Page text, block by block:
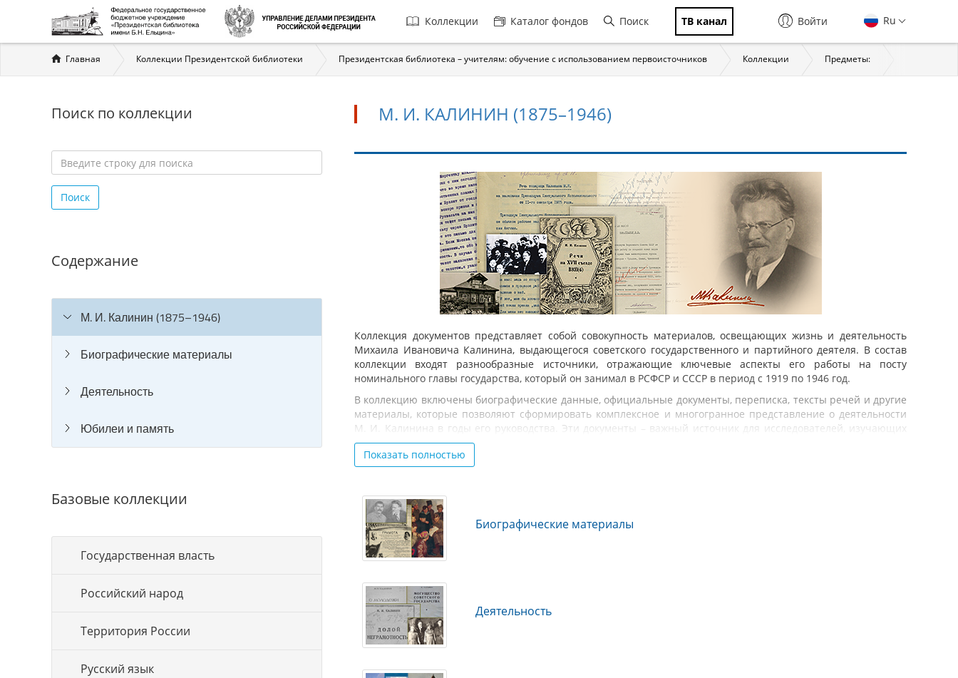
Главная
навигация
Коллекции Каталог фондов Поиск ТВ канал Ru
Войти
Вы
здесь
Главная Коллекции Президентской библиотеки Президентская библиотека – учителям: обучение с использованием первоисточников Коллекции Предметы:
Поиск по коллекции
строку
для
Поиск
Содержание
М. И. Калинин (1875–1946)
Биографические материалы
Деятельность
Юбилеи и память
Базовые коллекции
Государственная власть
Российский народ
Территория России
Русский язык
М. И. КАЛИНИН (1875–1946)
Коллекция документов представляет собой совокупность материалов, освещающих жизнь и деятельность
Михаила Ивановича Калинина, выдающегося советского государственного и партийного деятеля. В состав
коллекции входят разнообразные источники, отражающие ключевые аспекты его работы на посту
номинального главы государства, который он занимал в РСФСР и СССР в период с 1919 по 1946 год.
В коллекцию включены биографические данные, официальные документы, переписка, тексты речей и другие
материалы, которые позволяют сформировать комплексное и многогранное представление о деятельности
М. И. Калинина в годы его руководства. Эти документы – важный источник для исследователей, изучающих
историю Советского государства, а также для студентов и всех, кто стремится углубить свои знания в данной
области.
исторического архива, Государственного архива Российской Федерации, Российского государственного
архива социально-политической истории, Библиотеки Администрации Президента Российской Федерации,
Государственной публичной исторической библиотеки России, а также из частных собраний.
Показать полностью
Биографические материалы
Деятельность